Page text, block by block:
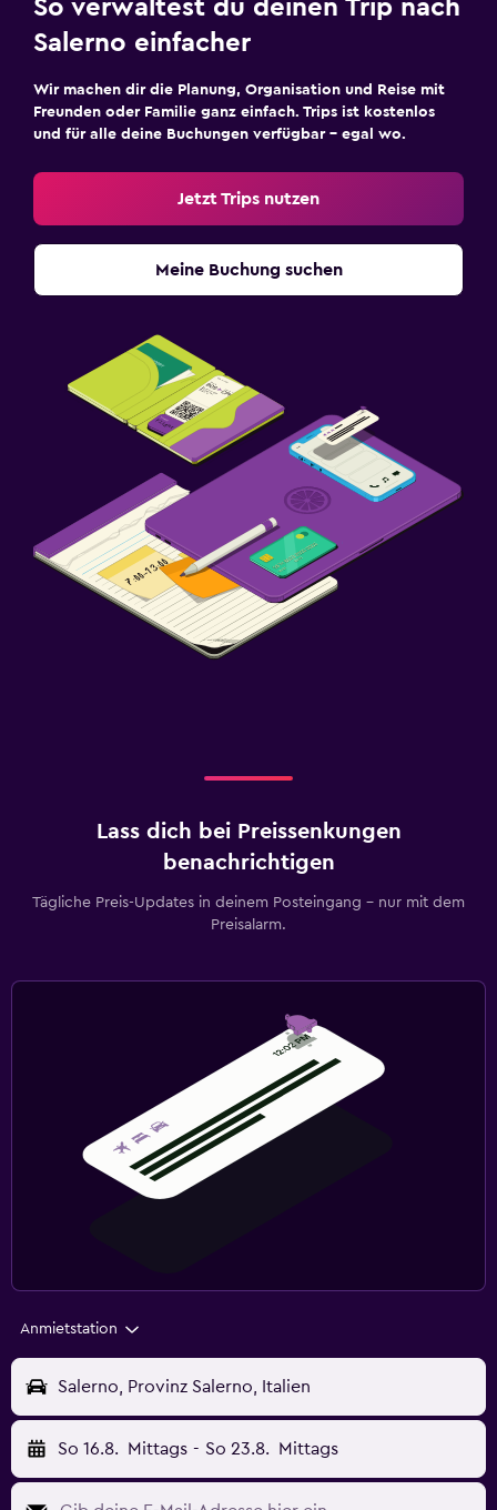
So verwaltest du deinen Trip nach
Salerno einfacher
Wir machen dir die Planung, Organisation und Reise mit
Freunden oder Familie ganz einfach. Trips ist kostenlos
und für alle deine Buchungen verfügbar – egal wo.
Jetzt Trips nutzen
Meine Buchung suchen
Lass dich bei Preissenkungen
benachrichtigen
Tägliche Preis-Updates in deinem Posteingang – nur mit dem
Preisalarm.
Anmietstation
Salerno, Provinz Salerno, Italien
So 16.8. Mittags - So 23.8. Mittags